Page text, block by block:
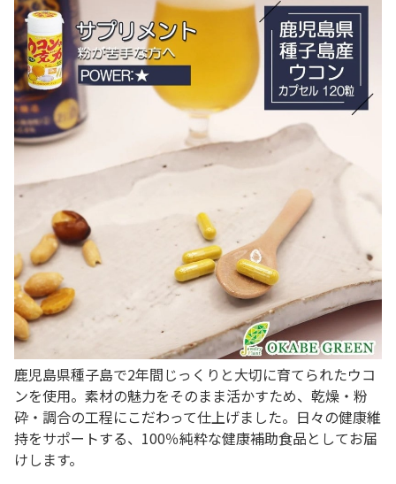
鹿児島県種子島で2年間じっくりと大切に育てられたウコ
ンを使用。素材の魅力をそのまま活かすため、乾燥・粉
砕・調合の工程にこだわって仕上げました。日々の健康維
持をサポートする、100％純粋な健康補助食品としてお届
けします。